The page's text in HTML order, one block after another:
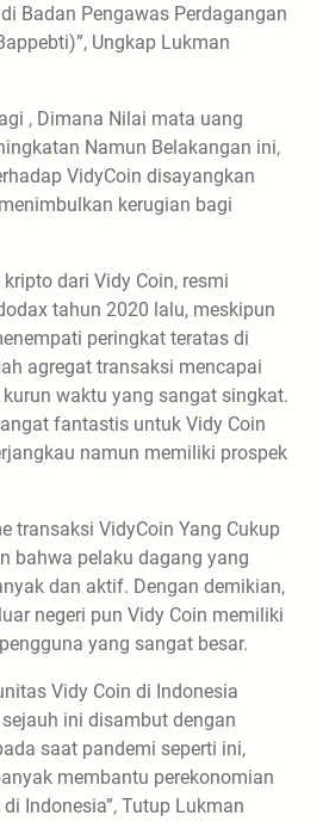
Badan Pengawas Perdagangan
Ungkap Lukman
, Dimana Nilai mata uang
Namun Belakangan ini,
VidyCoin disayangkan
kerugian bagi
dari Vidy Coin, resmi
tahun 2020 lalu, meskipun
peringkat teratas di
agregat transaksi mencapai
waktu yang sangat singkat.
fantastis untuk Vidy Coin
namun memiliki prospek
transaksi VidyCoin Yang Cukup
bahwa pelaku dagang yang
dan aktif. Dengan demikian,
negeri pun Vidy Coin memiliki
yang sangat besar.
Vidy Coin di Indonesia
ini disambut dengan
saat pandemi seperti ini,
membantu perekonomian
Indonesia”, Tutup Lukman